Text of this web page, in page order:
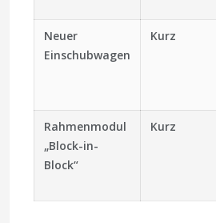
Neuer
Einschubwagen
Kurz
Rahmenmodul
„Block-in-
Block“
Kurz